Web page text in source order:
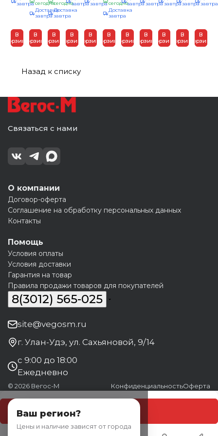
завтра
В
корзину
605х344
кат.А
сегодня
Доставка
завтра
В
корзину
850х394
кат.А
сегодня
Доставка
завтра
В
корзину
завтра
В
корзину
завтра
В
корзину
605х394х20
кат.Экстра
сегодня
Доставка
завтра
В
корзину
завтра
В
корзину
завтра
В
корзину
глухая/
завтра
В
корзину
завтра
В
корзину
завтра
В
корзину
Назад к списку
Связаться с нами
О компании
Договор-оферта
Соглашение на обработку персональных данных
Контакты
Помощь
Условия оплаты
Условия доставки
Гарантия на товар
Правила продажи товаров для покупателей
8(3012) 565-025
site@vegosm.ru
г. Улан-Удэ, ул. Сахьяновой, 9/14
с 9:00 до 18:00
Ежедневно
© 2026 Вегос-М КонфиденциальностьОферта
Ваш регион?
Цены и наличие зависят от города